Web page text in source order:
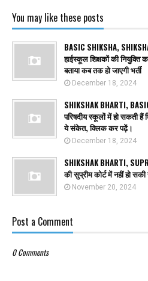
You may like these posts
BASIC SHIKSHA,
हाईस्कूल शिक्षकों की
बताया कब तक हो जाएगी भर्ती
December 18, 2024
SHIKSHAK BHARTI,
परिषदीय स्कूलों में हो सकती हैं
ये संकेत, क्लिक कर पढ़ें।
December 18, 2024
SHIKSHAK BHARTI,
की सुप्रीम कोर्ट में नहीं हो
November 20, 2024
Post a Comment
0 Comments